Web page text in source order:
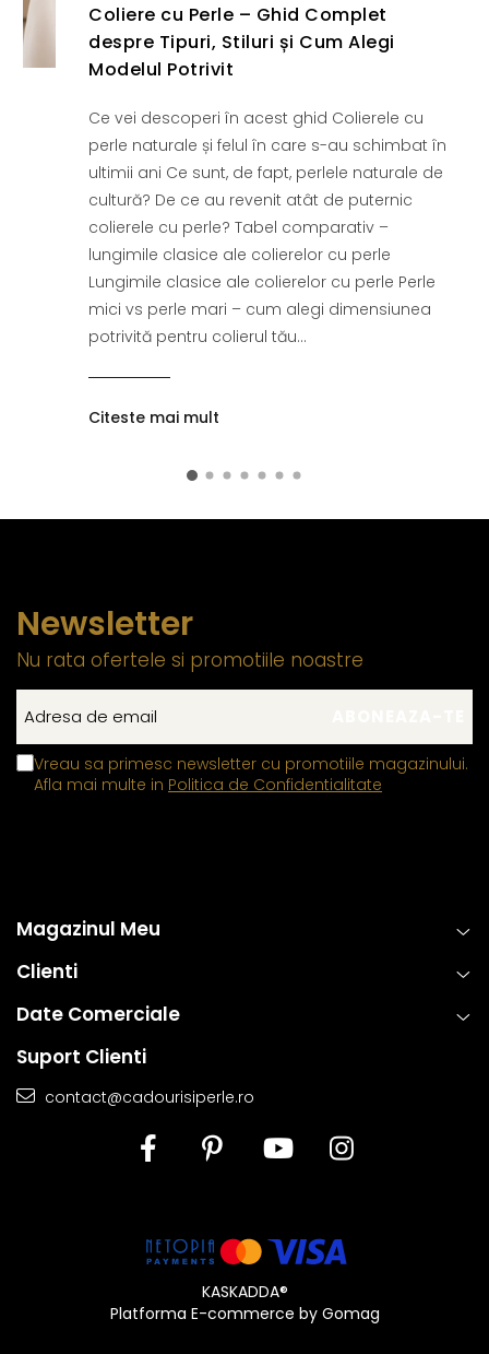
Coliere cu Perle – Ghid Complet
despre Tipuri, Stiluri și Cum Alegi
Modelul Potrivit
Ce vei descoperi în acest ghid Colierele cu
perle naturale și felul în care s-au schimbat în
ultimii ani Ce sunt, de fapt, perlele naturale de
cultură? De ce au revenit atât de puternic
colierele cu perle? Tabel comparativ –
lungimile clasice ale colierelor cu perle
Lungimile clasice ale colierelor cu perle Perle
mici vs perle mari – cum alegi dimensiunea
potrivită pentru colierul tău...
Citeste mai mult
Newsletter
Nu rata ofertele si promotiile noastre
Vreau sa primesc newsletter cu promotiile magazinului.
Afla mai multe in Politica de Confidentialitate
Magazinul Meu
Clienti
Date Comerciale
Suport Clienti
contact@cadourisiperle.ro
KASKADDA®
Platforma E-commerce by Gomag